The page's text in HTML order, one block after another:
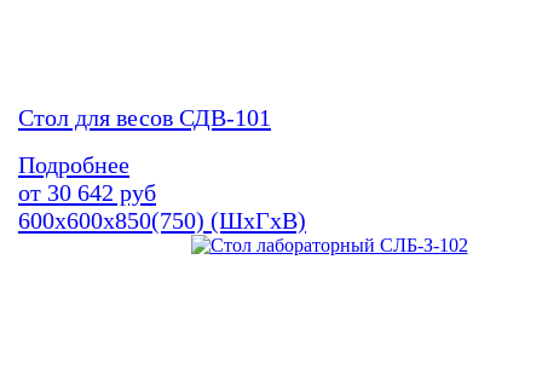
Стол для весов СДВ-101
Подробнее
от 30 642 руб
600х600х850(750) (ШхГхВ)